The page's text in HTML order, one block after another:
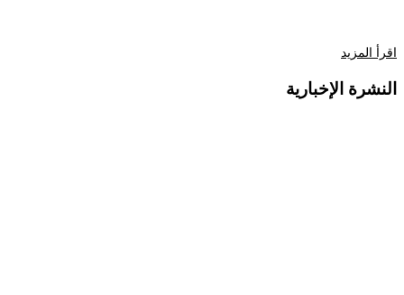
اقرأ المزيد
النشرة الإخبارية